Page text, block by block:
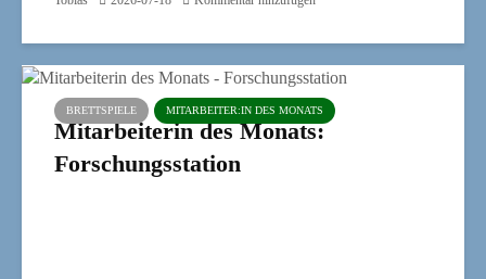
BRETTSPIELE MITARBEITER:IN DES MONATS
Mitarbeiterin des Monats:
Forschungsstation